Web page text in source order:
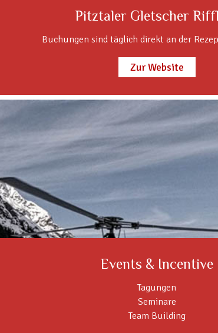
Pitztaler Gletscher
Buchungen sind täglich direkt an der
Zur Website
Events & Incentive
Tagungen
Seminare
Team Building